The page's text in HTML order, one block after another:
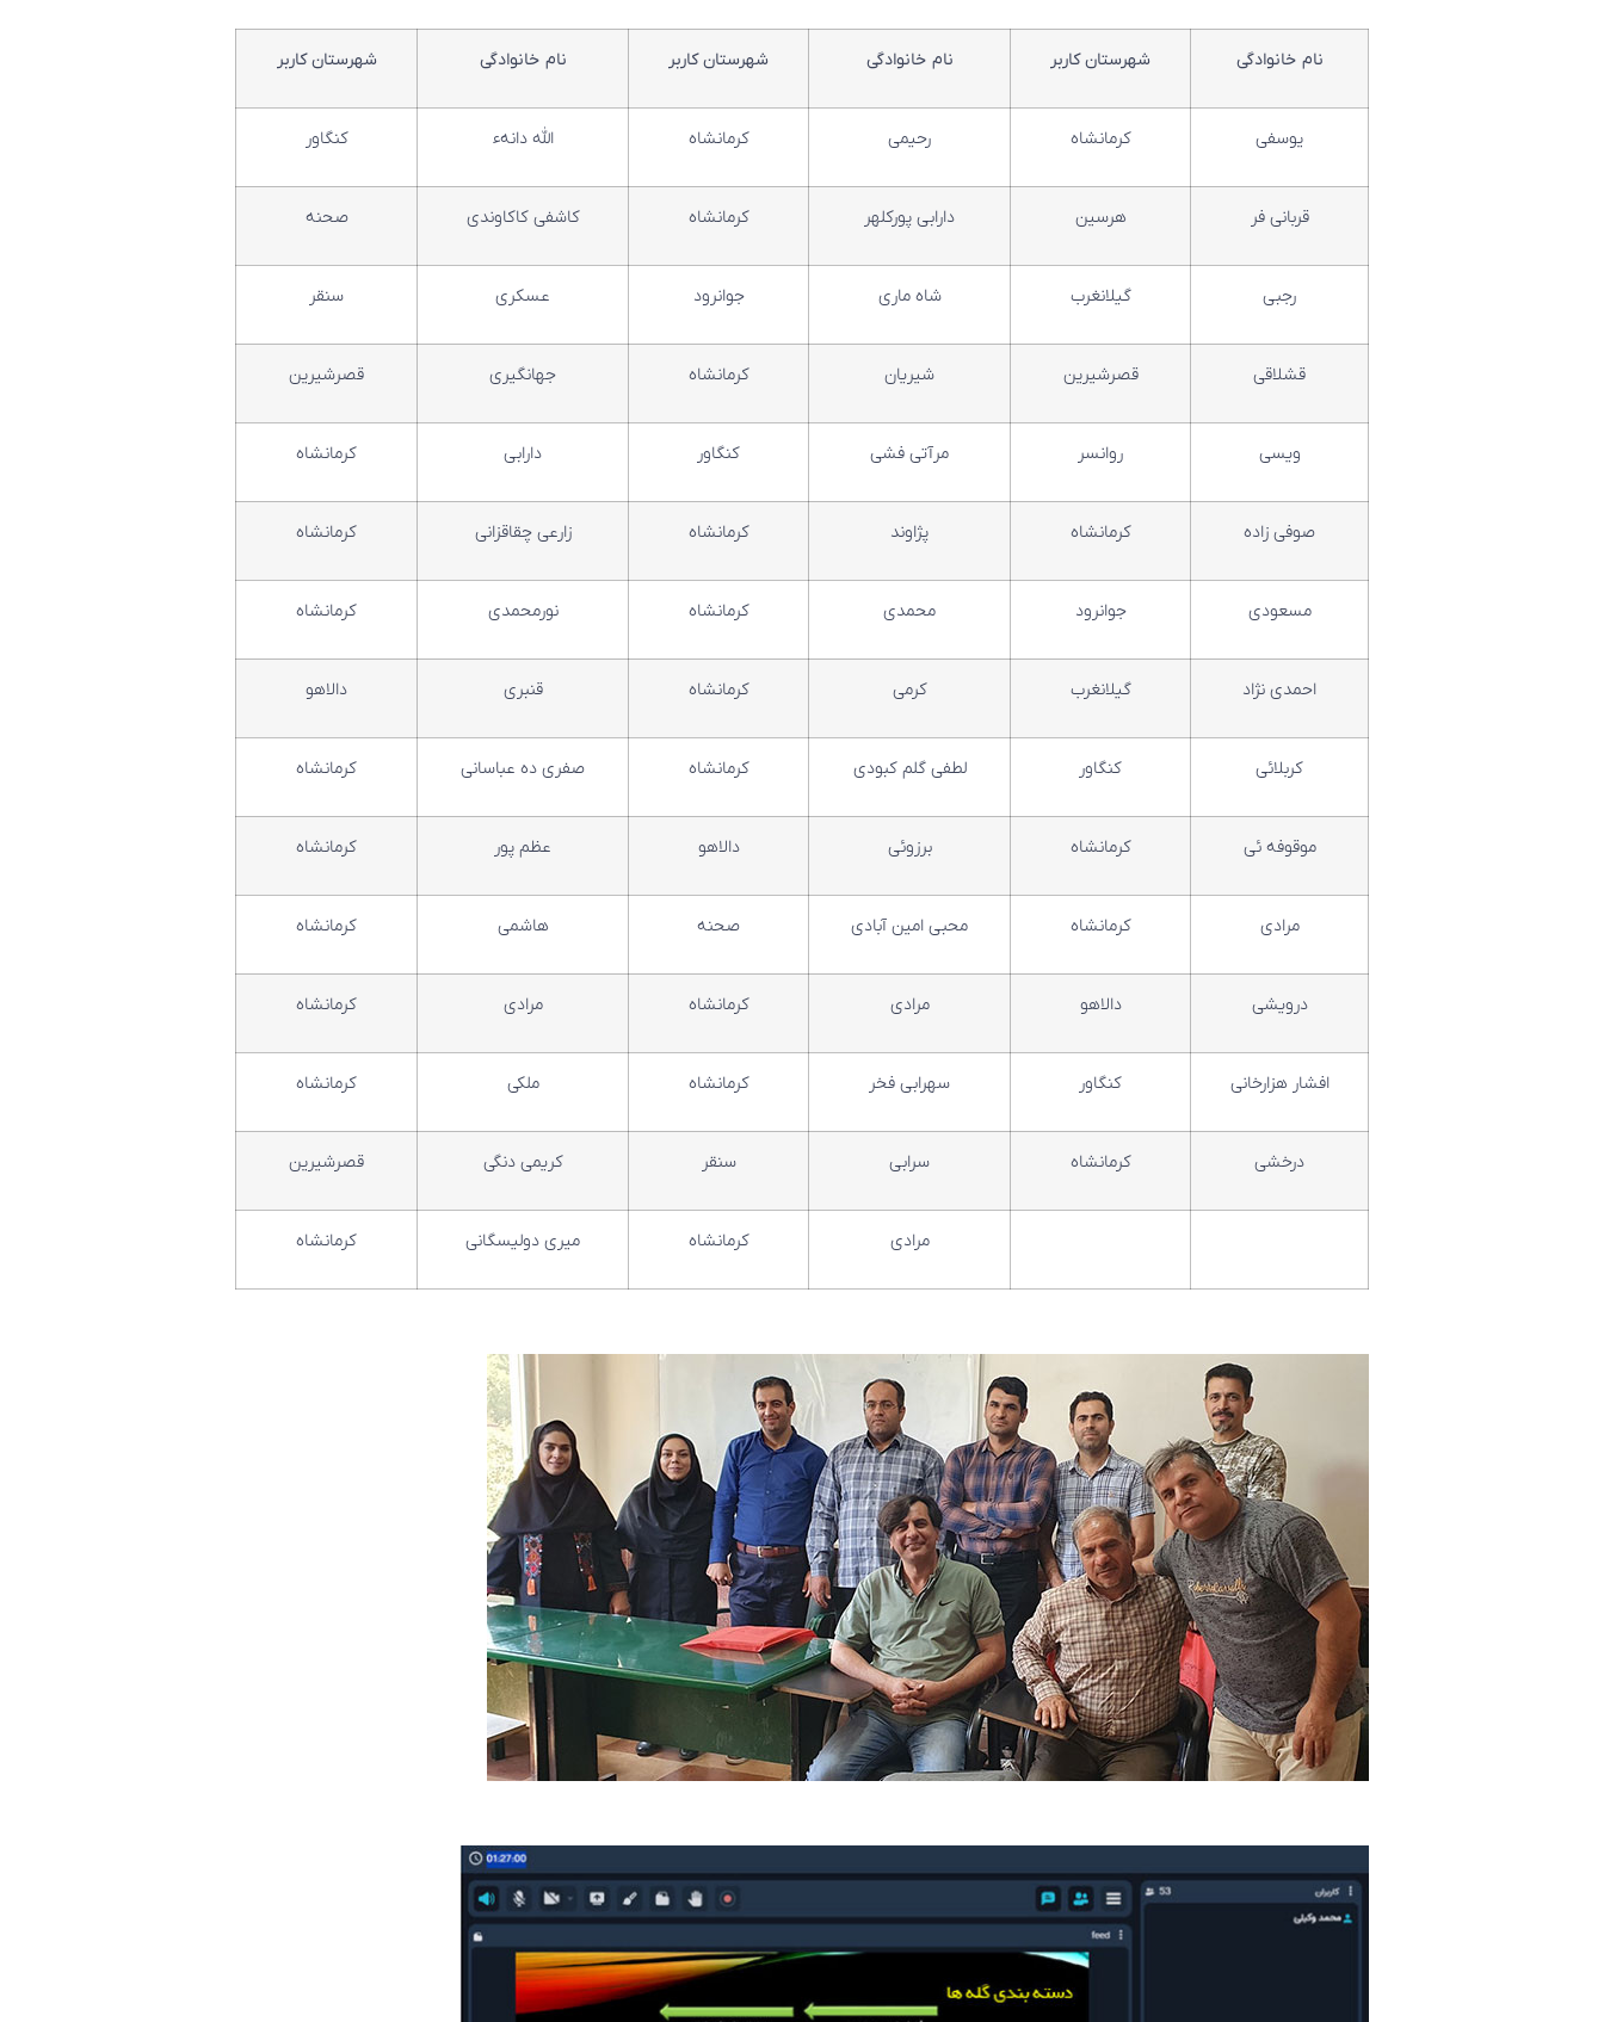
نام خانوادگی شهرستان کاربر نام خانوادگی شهرستان کاربر نام خانوادگی شهرستان کاربر
یوسفی کرمانشاه رحیمی کرمانشاه الله دانهء کنگاور
قربانی فر هرسین دارابی پورکلهر کرمانشاه کاشفی کاکاوندی صحنه
رجبی گیلانغرب شاه ماری جوانرود عسکری سنقر
قشلاقی قصرشیرین شیریان کرمانشاه جهانگیری قصرشیرین
ویسی روانسر مرآتی فشی کنگاور دارابی کرمانشاه
صوفی زاده کرمانشاه پژاوند کرمانشاه زارعی چقاقزانی کرمانشاه
مسعودی جوانرود محمدی کرمانشاه نورمحمدی کرمانشاه
احمدی نژاد گیلانغرب کرمی کرمانشاه قنبری دالاهو
کربلائی کنگاور لطفی گلم کبودی کرمانشاه صفری ده عباسانی کرمانشاه
موقوفه ئی کرمانشاه برزوئی دالاهو عظم پور کرمانشاه
مرادی کرمانشاه محبی امین آبادی صحنه هاشمی کرمانشاه
درویشی دالاهو مرادی کرمانشاه مرادی کرمانشاه
افشار هزارخانی کنگاور سهرابی فخر کرمانشاه ملکی کرمانشاه
درخشی کرمانشاه سرابی سنقر کریمی دنگی قصرشیرین
مرادی کرمانشاه میری دولیسگانی کرمانشاه